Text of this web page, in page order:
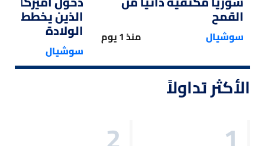
القمح
سوشيال منذ 1 يوم
الذين يخططون
الولادة
سوشيال
الأكثر تداولاً